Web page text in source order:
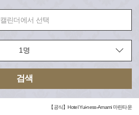
캘린더에서 선택
검색
【공식】Hotel Yui-ness-Amami 마린타운